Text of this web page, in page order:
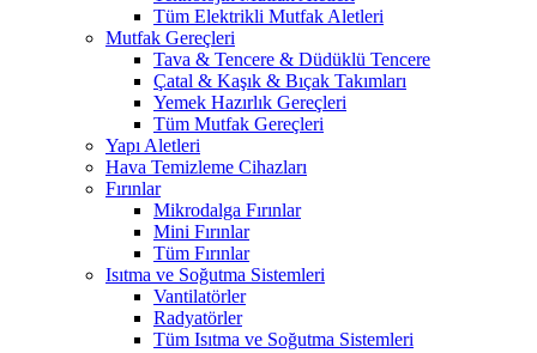
Tüm Elektrikli Mutfak Aletleri
Mutfak Gereçleri
Tava & Tencere & Düdüklü Tencere
Çatal & Kaşık & Bıçak Takımları
Yemek Hazırlık Gereçleri
Tüm Mutfak Gereçleri
Yapı Aletleri
Hava Temizleme Cihazları
Fırınlar
Mikrodalga Fırınlar
Mini Fırınlar
Tüm Fırınlar
Isıtma ve Soğutma Sistemleri
Vantilatörler
Radyatörler
Tüm Isıtma ve Soğutma Sistemleri